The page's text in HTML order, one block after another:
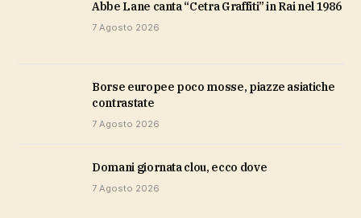
Abbe Lane canta “Cetra Graffiti” in Rai nel 1986
7 Agosto 2026
Borse europee poco mosse, piazze asiatiche
contrastate
7 Agosto 2026
domani giornata clou, ecco dove
7 Agosto 2026